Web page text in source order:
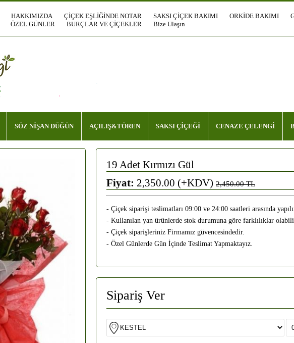
HAKKIMIZDA ÇİÇEK EŞLİĞİNDE NOTAR SAKSI ÇİÇEK BAKIMI ORKİDE BAKIMI
ÖZEL GÜNLER BURÇLAR VE ÇİÇEKLER Bize Ulaşın
SÖZ NİŞAN DÜĞÜN AÇILIŞ&TÖREN SAKSI ÇİÇEĞİ CENAZE ÇELENGİ
19 Adet Kırmızı Gül
Fiyat: 2,350.00 (+KDV) 2,450.00 TL
- Çiçek siparişi teslimatları 09:00 ve 24:00 saatleri arasında
- Kullanılan yan ürünlerde stok durumuna göre farklılıklar
- Çiçek siparişleriniz Firmamız güvencesindedir.
- Özel Günlerde Gün İçinde Teslimat Yapmaktayız.
Sipariş Ver